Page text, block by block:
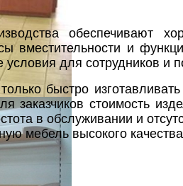
обеспечивают
вместительности и
для сотрудников и
быстро
стоимость
в обслуживании и
мебель высокого